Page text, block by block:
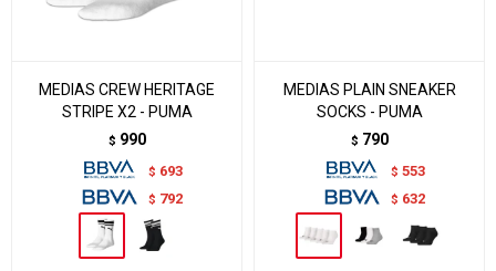
MEDIAS CREW HERITAGE
STRIPE X2 - PUMA
$ 990
$ 693
$ 792
MEDIAS PLAIN SNEAKER
SOCKS - PUMA
$ 790
$ 553
$ 632